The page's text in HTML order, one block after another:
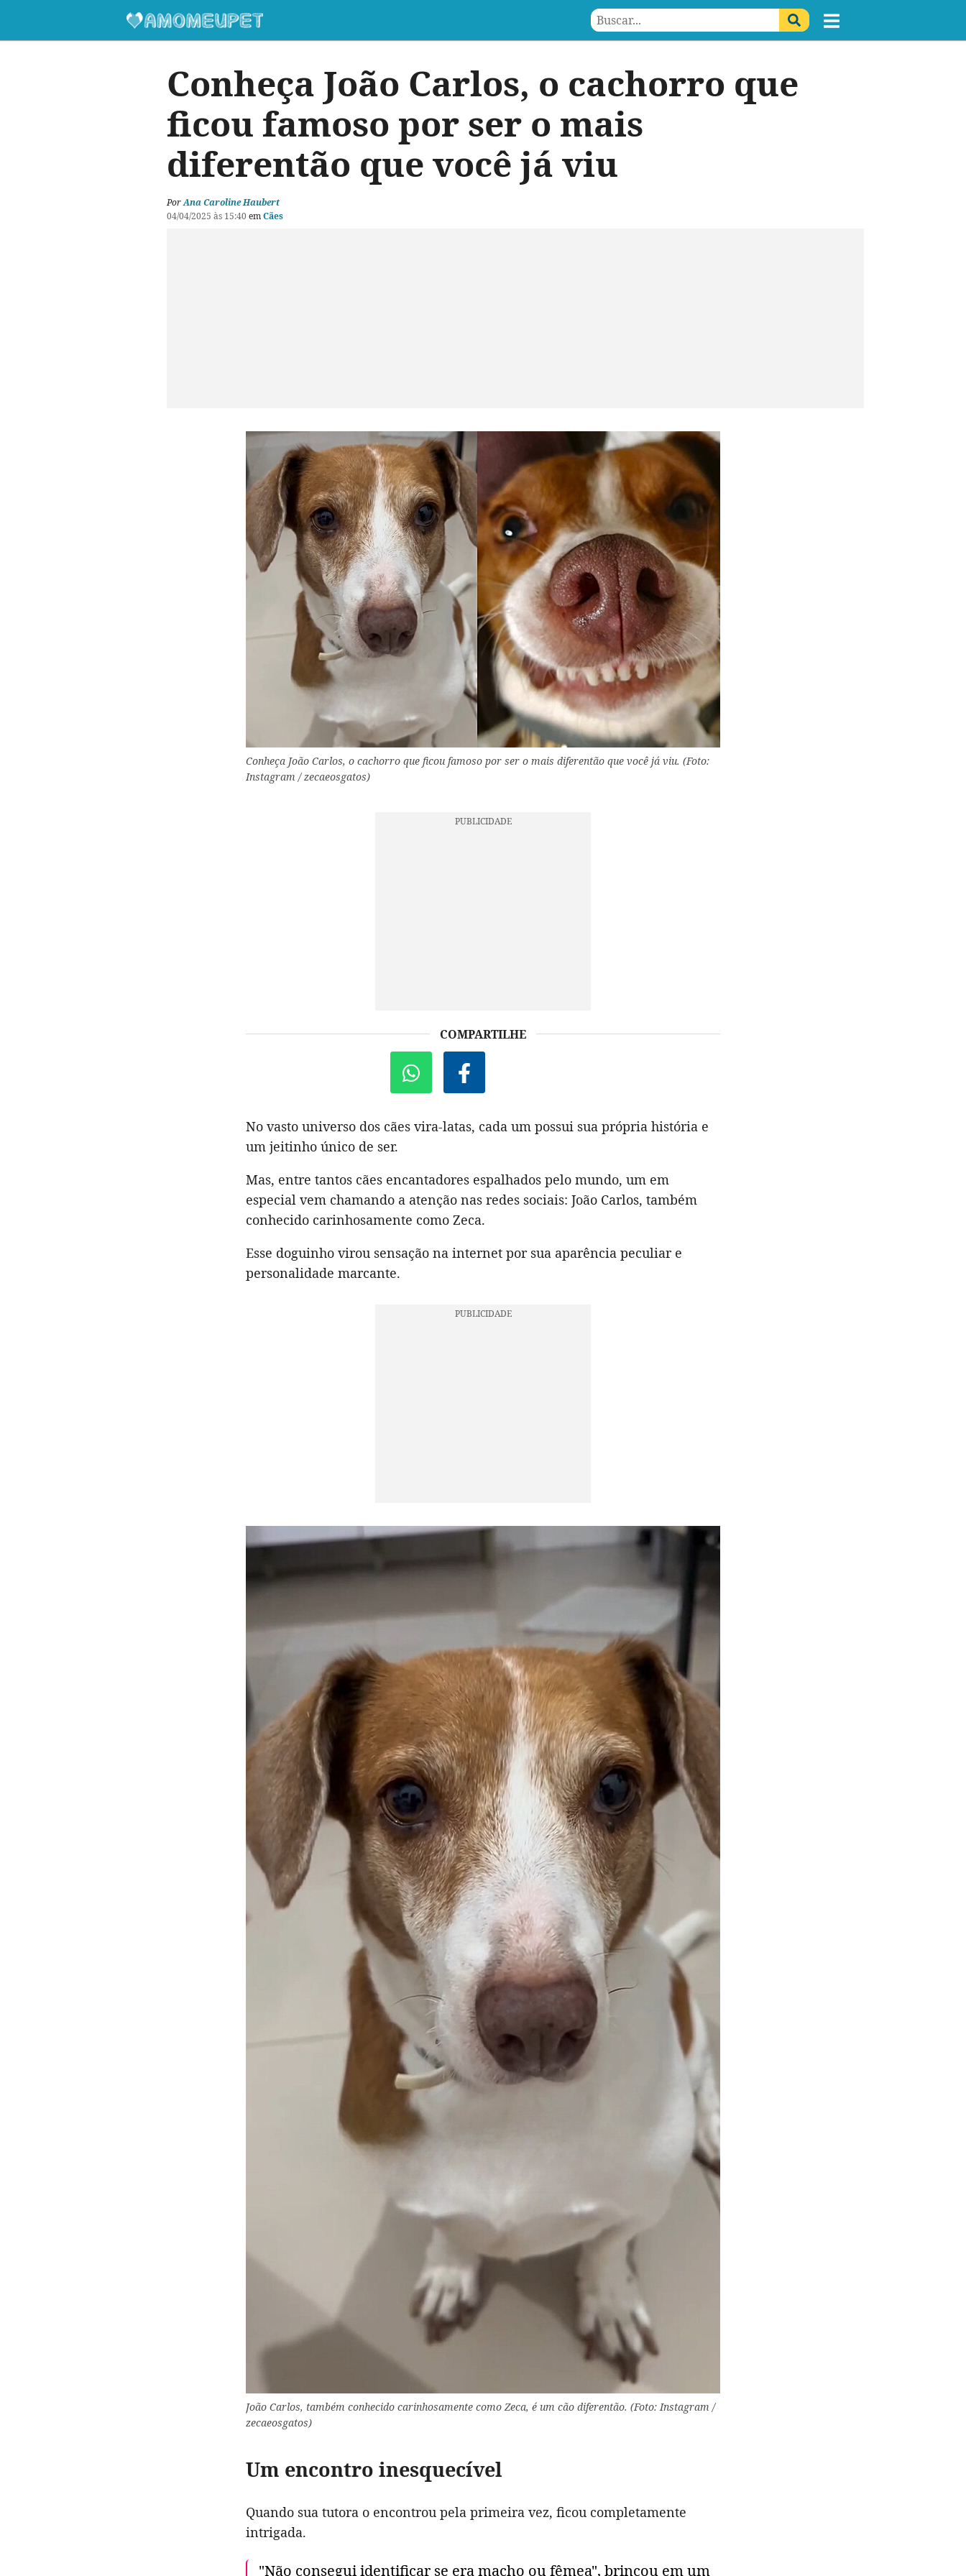
Conheça João Carlos, o cachorro que
ficou famoso por ser o mais
diferentão que você já viu
PorAna Caroline Haubert
04/04/2025 às 15:40 emCães
Conheça João Carlos, o cachorro que ficou famoso por ser o mais diferentão que você já viu. (Foto:
Instagram / zecaeosgatos)
COMPARTILHE
No vasto universo dos cães vira-latas, cada um possui sua própria história e
um jeitinho único de ser.
Mas, entre tantos cães encantadores espalhados pelo mundo, um em
especial vem chamando a atenção nas redes sociais: João Carlos, também
conhecido carinhosamente como Zeca.
Esse doguinho virou sensação na internet por sua aparência peculiar e
personalidade marcante.
João Carlos, também conhecido carinhosamente como Zeca, é um cão diferentão. (Foto: Instagram /
zecaeosgatos)
Um encontro inesquecível
Quando sua tutora o encontrou pela primeira vez, ficou completamente
intrigada.
"Não consegui identificar se era macho ou fêmea", brincou em um